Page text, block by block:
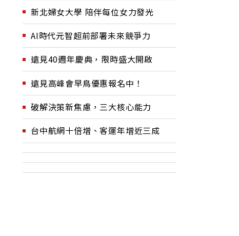
新北婦女大學 陪伴每位女力發光
AI時代元智超前部署未來競爭力
遠見40週年慶典，限時盛大開啟
遠見高峰會早鳥優惠報名中！
破解決策新焦慮，三大核心能力
台中航網十倍增、客運年增近三成